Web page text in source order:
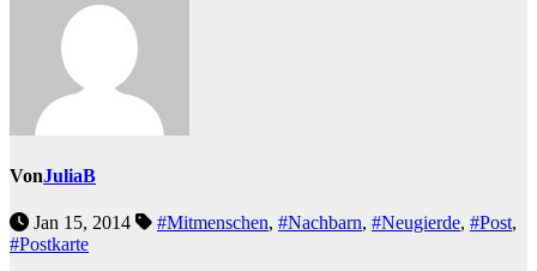
VonJuliaB
Jan 15, 2014 #Mitmenschen, #Nachbarn, #Neugierde, #Post,
#Postkarte